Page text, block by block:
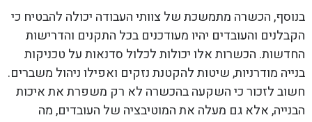
בנוסף, הכשרה מתמשכת של צוותי העבודה יכולה להבטיח כי
הקבלנים והעובדים יהיו מעודכנים בכל התקנים והדרישות
החדשות. הכשרות אלו יכולות לכלול סדנאות על טכניקות
בנייה מודרניות, שיטות להקטנת נזקים ואפילו ניהול משברים.
חשוב לזכור כי השקעה בהכשרה לא רק משפרת את איכות
הבנייה, אלא גם מעלה את המוטיבציה של העובדים, מה